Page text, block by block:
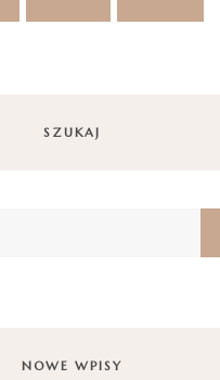
SZUKAJ
NOWE WPISY